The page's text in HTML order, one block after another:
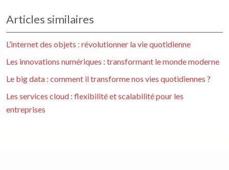
Articles similaires
L’internet des objets : révolutionner la vie quotidienne
Les innovations numériques : transformant le monde moderne
Le big data : comment il transforme nos vies quotidiennes ?
Les services cloud : flexibilité et scalabilité pour les
entreprises